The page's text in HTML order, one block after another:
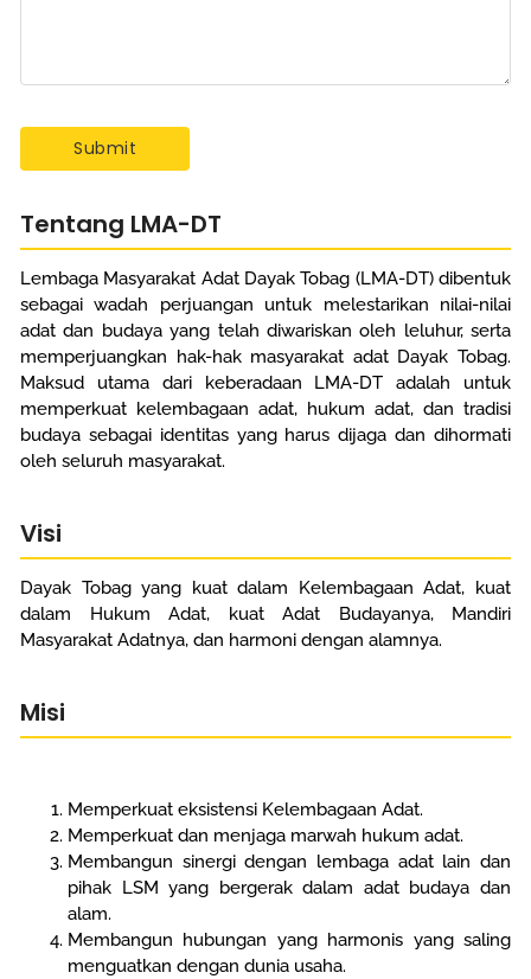
Tentang LMA-DT
Lembaga Masyarakat Adat Dayak Tobag (LMA-DT) dibentuk
sebagai wadah perjuangan untuk melestarikan nilai-nilai
adat dan budaya yang telah diwariskan oleh leluhur, serta
memperjuangkan hak-hak masyarakat adat Dayak Tobag.
Maksud utama dari keberadaan LMA-DT adalah untuk
memperkuat kelembagaan adat, hukum adat, dan tradisi
budaya sebagai identitas yang harus dijaga dan dihormati
oleh seluruh masyarakat.
Visi
Dayak Tobag yang kuat dalam Kelembagaan Adat, kuat
dalam Hukum Adat, kuat Adat Budayanya, Mandiri
Masyarakat Adatnya, dan harmoni dengan alamnya.
Misi
Memperkuat eksistensi Kelembagaan Adat.
Memperkuat dan menjaga marwah hukum adat.
Membangun sinergi dengan lembaga adat lain dan
pihak LSM yang bergerak dalam adat budaya dan
alam.
Membangun hubungan yang harmonis yang saling
menguatkan dengan dunia usaha.